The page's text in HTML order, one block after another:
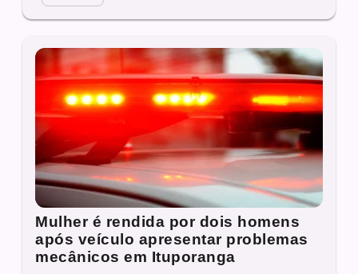
Mulher é rendida por dois homens
após veículo apresentar problemas
mecânicos em Ituporanga